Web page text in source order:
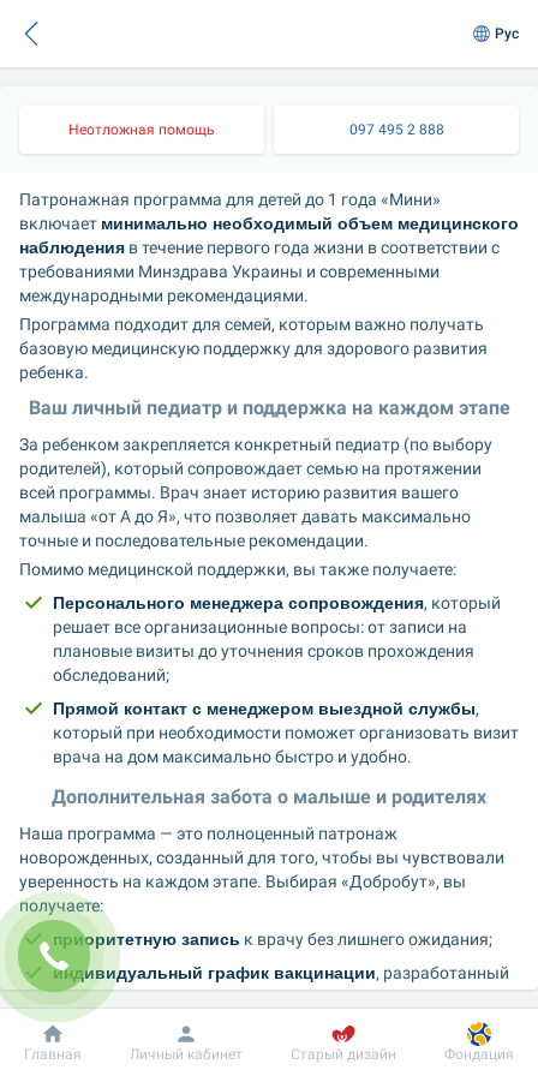
Рус
Неотложная помощь 097 495 2 888
Патронажная программа для детей до 1 года «Мини»
включает минимально необходимый объем медицинского
наблюдения в течение первого года жизни в соответствии с
требованиями Минздрава Украины и современными
международными рекомендациями.
Программа подходит для семей, которым важно получать
базовую медицинскую поддержку для здорового развития
ребенка.
Ваш личный педиатр и поддержка на каждом этапе
За ребенком закрепляется конкретный педиатр (по выбору
родителей), который сопровождает семью на протяжении
всей программы. Врач знает историю развития вашего
малыша «от А до Я», что позволяет давать максимально
точные и последовательные рекомендации.
Помимо медицинской поддержки, вы также получаете:
Персонального менеджера сопровождения, который
решает все организационные вопросы: от записи на
плановые визиты до уточнения сроков прохождения
обследований;
Прямой контакт с менеджером выездной службы,
который при необходимости поможет организовать визит
врача на дом максимально быстро и удобно.
Дополнительная забота о малыше и родителях
Наша программа — это полно﻿ценный патронаж
новорожденных, созданный для того, чтобы вы чувствовали
уверенность на каждом этапе. Выбирая «Добробут», вы
получаете:
приоритетную запись к врачу без лишнего ожидания;
индивидуальный график вакцинации, разработанный
педиатром с учетом состояния здоровья ребенка;
возможность выкупить вакцины, входящие в
обязательный календарь вакцинации;
Добробут Информация Пациенту
Главная Личный кабинет Старый дизайн Фондация